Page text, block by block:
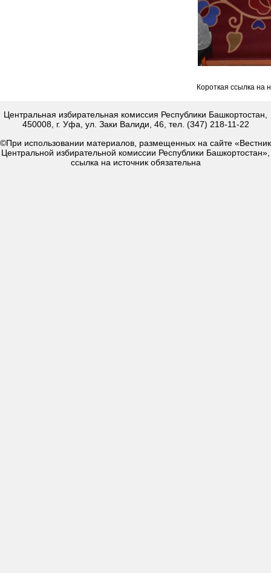
Короткая ссылка на
Центральная избирательная комиссия Республики Башкортостан,
450008, г. Уфа, ул. Заки Валиди, 46, тел. (347) 218-11-22
©При использовании материалов, размещенных на сайте «Вестник
Центральной избирательной комиссии Республики Башкортостан»,
ссылка на источник обязательна